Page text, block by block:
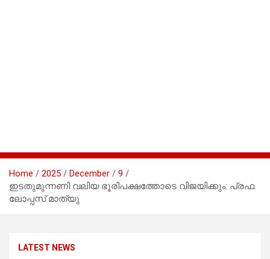
Home 2025 December
9
ഇടതുമുന്നണി വലിയ ഭൂരിപക്ഷത്തോടെ വിജയിക്കും: പ്രഫ.
ലോപ്പസ് മാത്യു
LATEST NEWS